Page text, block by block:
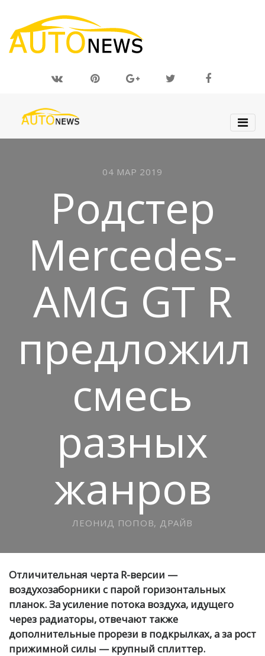
04 МАР 2019
Родстер
Mercedes-
AMG GT R
предложил
смесь
разных
жанров
ЛЕОНИД ПОПОВ, ДРАЙВ
Отличительная черта R-версии —
воздухозаборники с парой горизонтальных
планок. За усиление потока воздуха, идущего
через радиаторы, отвечают также
дополнительные прорези в подкрылках, а за рост
прижимной силы — крупный сплиттер.